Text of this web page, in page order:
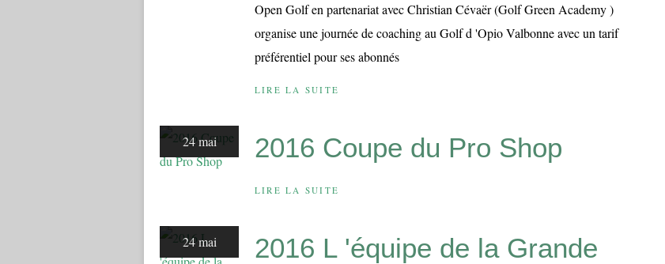
Open Golf en partenariat avec Christian Cévaër (Golf Green Academy )
organise une journée de coaching au Golf d 'Opio Valbonne avec un tarif
préférentiel pour ses abonnés
LIRE LA SUITE
24 mai 2016 Coupe du Pro Shop
LIRE LA SUITE
24 mai
2016 L 'équipe de la Grande